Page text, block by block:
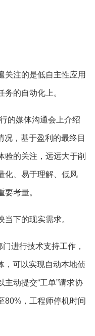
关注的是低自主性应用
的自动化上。
的媒体沟通会上介绍
况，基于盈利的最终目
验的关注，远远大于削
化、易于理解、低风
考量。
下的现实需求。
进行技术支持工作，
，可以实现自动本地侦
动提交“工单”请求协
80%，工程师停机时间